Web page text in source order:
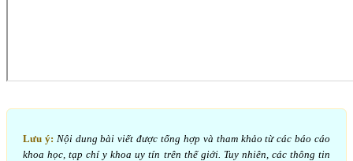
Lưu ý: Nội dung bài viết được tổng hợp và tham khảo từ các báo cáo
khoa học, tạp chí y khoa uy tín trên thế giới. Tuy nhiên, các thông tin